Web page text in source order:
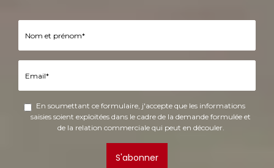
En soumettant ce formulaire, j'accepte que les informations
saisies soient exploitées dans le cadre de la demande formulée et
de la relation commerciale qui peut en découler.
S'abonner